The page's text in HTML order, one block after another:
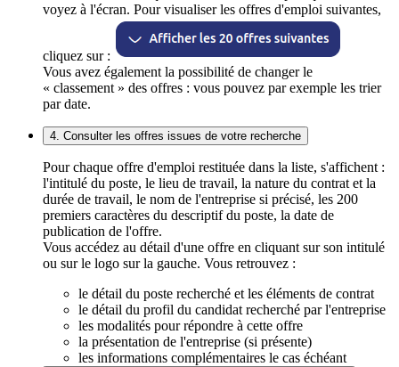
voyez à l'écran. Pour visualiser les offres d'emploi suivantes,
cliquez sur :
Vous avez également la possibilité de changer le
« classement » des offres : vous pouvez par exemple les trier
par date.
4. Consulter les offres issues de votre recherche
Pour chaque offre d'emploi restituée dans la liste, s'affichent :
l'intitulé du poste, le lieu de travail, la nature du contrat et la
durée de travail, le nom de l'entreprise si précisé, les 200
premiers caractères du descriptif du poste, la date de
publication de l'offre.
Vous accédez au détail d'une offre en cliquant sur son intitulé
ou sur le logo sur la gauche. Vous retrouvez :
le détail du poste recherché et les éléments de contrat
le détail du profil du candidat recherché par l'entreprise
les modalités pour répondre à cette offre
la présentation de l'entreprise (si présente)
les informations complémentaires le cas échéant